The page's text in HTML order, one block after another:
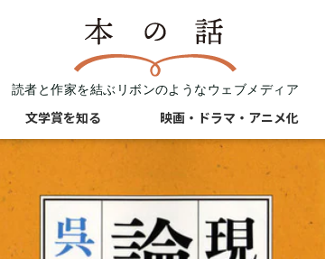
読者と作家を結ぶリボンのようなウェブメディア
文学賞を知る 映画・ドラマ・アニメ化